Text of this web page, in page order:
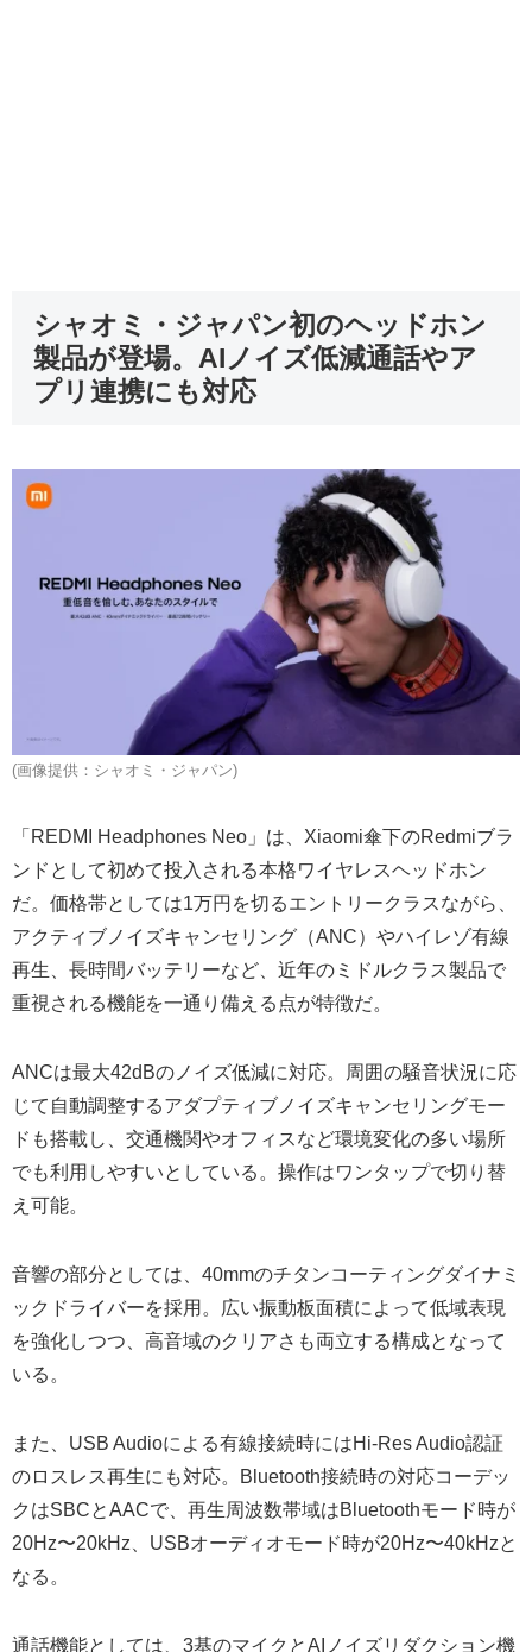
シャオミ・ジャパン初のヘッドホン
製品が登場。AIノイズ低減通話やア
プリ連携にも対応
(画像提供：シャオミ・ジャパン)
「REDMI Headphones Neo」は、Xiaomi傘下のRedmiブラ
ンドとして初めて投入される本格ワイヤレスヘッドホン
だ。価格帯としては1万円を切るエントリークラスながら、
アクティブノイズキャンセリング（ANC）やハイレゾ有線
再生、長時間バッテリーなど、近年のミドルクラス製品で
重視される機能を一通り備える点が特徴だ。
ANCは最大42dBのノイズ低減に対応。周囲の騒音状況に応
じて自動調整するアダプティブノイズキャンセリングモー
ドも搭載し、交通機関やオフィスなど環境変化の多い場所
でも利用しやすいとしている。操作はワンタップで切り替
え可能。
音響の部分としては、40mmのチタンコーティングダイナミ
ックドライバーを採用。広い振動板面積によって低域表現
を強化しつつ、高音域のクリアさも両立する構成となって
いる。
また、USB Audioによる有線接続時にはHi-Res Audio認証
のロスレス再生にも対応。Bluetooth接続時の対応コーデッ
クはSBCとAACで、再生周波数帯域はBluetoothモード時が
20Hz〜20kHz、USBオーディオモード時が20Hz〜40kHzと
なる。
通話機能としては、3基のマイクとAIノイズリダクション機